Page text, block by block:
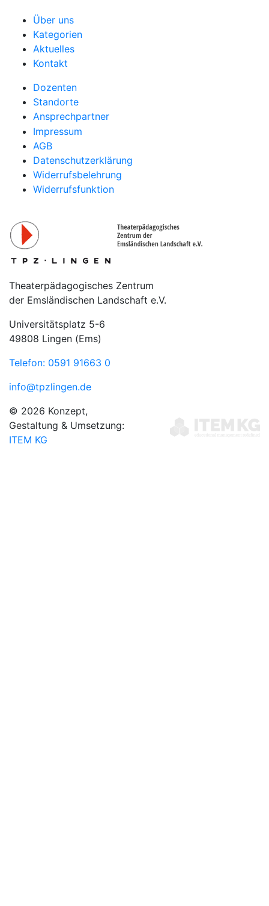
Über uns
Kategorien
Aktuelles
Kontakt
Dozenten
Standorte
Ansprechpartner
Impressum
AGB
Datenschutzerklärung
Widerrufsbelehrung
Widerrufsfunktion
Theaterpädagogisches Zentrum
der Emsländischen Landschaft e.V.
Universitätsplatz 5-6
49808 Lingen (Ems)
Telefon: 0591 91663 0
info@tpzlingen.de
© 2026 Konzept,
Gestaltung & Umsetzung:
ITEM KG